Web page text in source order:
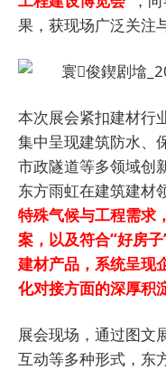
果，获现场广泛关注
本次展会紧扣建材行
集中呈现建筑防水、
市政隧道等多领域创
东方雨虹在建筑建材
特殊气候与工程需求
案，以及符合“好房
建材产品，系统呈现
化对接方面的深厚积
展会现场，通过图文
互动等多种形式，东